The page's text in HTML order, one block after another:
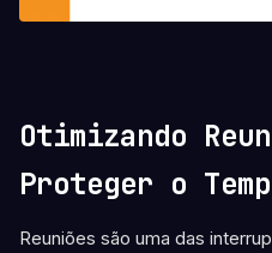
Otimizando
Proteger o
Reuniões são uma das